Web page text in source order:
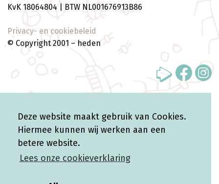
Deze website maakt gebruik van Cookies.
Hiermee kunnen wij werken aan een
betere website.
Lees onze cookieverklaring
KvK 18064804 | BTW NL001676913B86
Privacy- en cookiebeleid
© Copyright 2001 – heden
WebVooruit */ ?>